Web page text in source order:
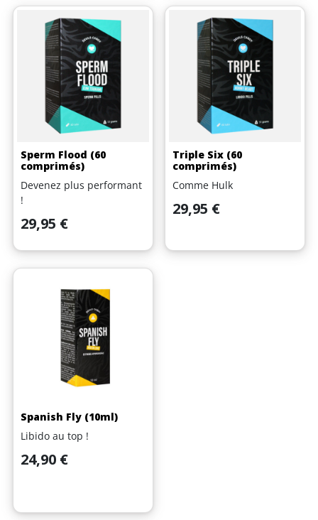
Sperm Flood (60
comprimés)
Devenez plus performant
!
Prix
29,95 €
Triple Six (60
comprimés)
Comme Hulk
Prix
29,95 €
Spanish Fly (10ml)
Libido au top !
Prix
24,90 €